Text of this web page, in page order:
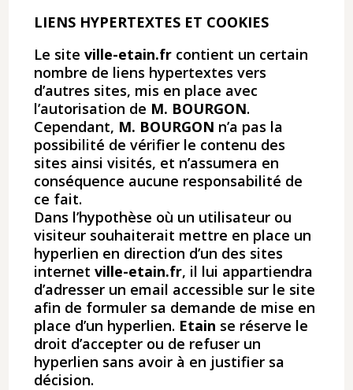
LIENS HYPERTEXTES ET COOKIES
Le siteville-etain.fr contient un certain
nombre de liens hypertextes vers
d’autres sites, mis en place avec
l’autorisation de M. BOURGON.
Cependant, M. BOURGON n’a pas la
possibilité de vérifier le contenu des
sites ainsi visités, et n’assumera en
conséquence aucune responsabilité de
ce fait.
Dans l’hypothèse où un utilisateur ou
visiteur souhaiterait mettre en place un
hyperlien en direction d’un des sites
internetville-etain.fr​, il lui appartiendra
d’adresser un email accessible sur le site
afin de formuler sa demande de mise en
place d’un hyperlien. Etain se réserve le
droit d’accepter ou de refuser un
hyperlien sans avoir à en justifier sa
décision.